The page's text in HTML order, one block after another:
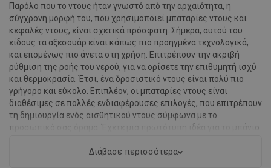
Παρόλο που το ντους ήταν γνωστό από την αρχαιότητα, η
σύγχρονη μορφή του, που χρησιμοποιεί μπαταρίες ντους και
κεφαλές ντους, είναι σχετικά πρόσφατη. Σήμερα, αυτού του
είδους τα αξεσουάρ είναι κάπως πιο προηγμένα τεχνολογικά,
και επομένως πιο άνετα στη χρήση. Επιτρέπουν την ακριβή
ρύθμιση της ροής του νερού, για να ορίσετε την επιθυμητή ισχύ
και θερμοκρασία. Έτσι, ένα δροσιστικό ντους είναι πολύ πιο
γρήγορο και εύκολο. Επιπλέον, οι μπαταρίες ντους είναι
διαθέσιμες σε πολλές ενδιαφέρουσες επιλογές, που επιτρέπουν
τη δημιουργία ενός αισθητικού ντους σύμφωνα με το
προσωπικό σας όραμα. Έχετε μια πρωτότυπη ιδέα για το μπάνιο
την πραγματοποιήσετε!Διάβασε περισσότερα